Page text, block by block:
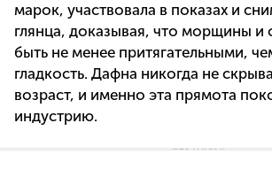
марок, участвовала в показах и
глянца, доказывая, что морщины и
быть не менее притягательными,
гладкость. Дафна никогда не
возраст, и именно эта прямота
индустрию.